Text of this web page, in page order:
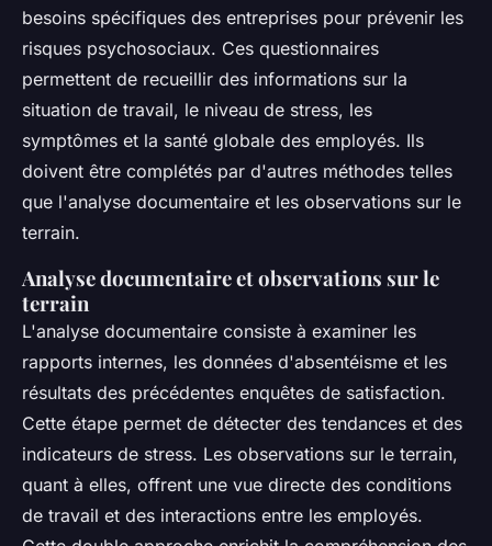
besoins spécifiques des entreprises pour prévenir les
risques psychosociaux. Ces questionnaires
permettent de recueillir des informations sur la
situation de travail, le niveau de stress, les
symptômes et la santé globale des employés. Ils
doivent être complétés par d'autres méthodes telles
que l'analyse documentaire et les observations sur le
terrain.
Analyse documentaire et observations sur le
terrain
L'analyse documentaire consiste à examiner les
rapports internes, les données d'absentéisme et les
résultats des précédentes enquêtes de satisfaction.
Cette étape permet de détecter des tendances et des
indicateurs de stress. Les observations sur le terrain,
quant à elles, offrent une vue directe des conditions
de travail et des interactions entre les employés.